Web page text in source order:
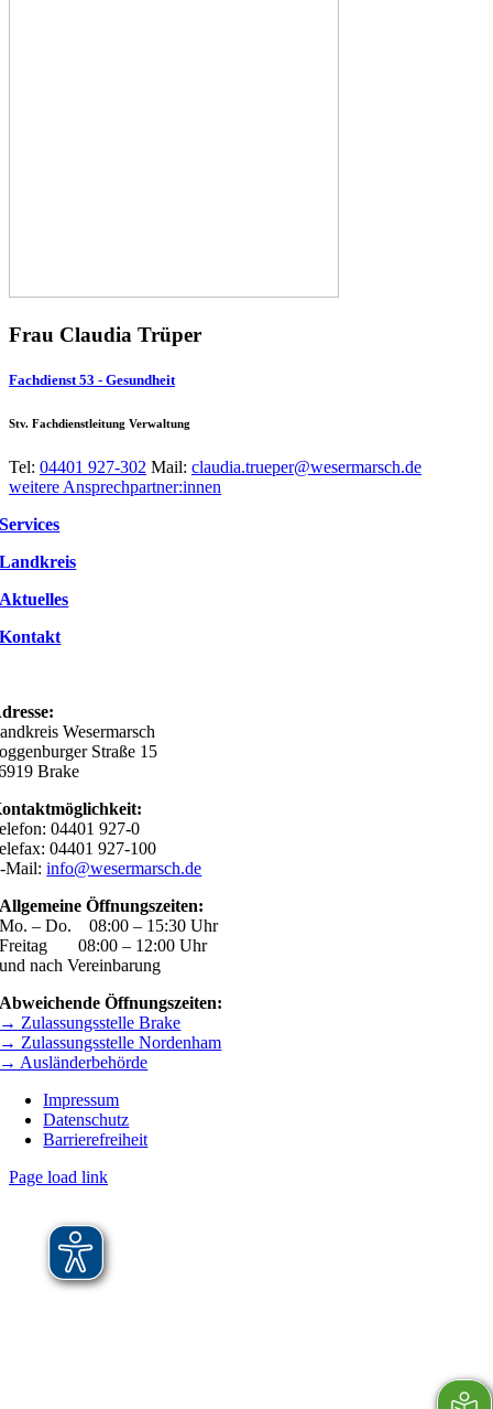
Frau Claudia Trüper
Fachdienst 53 - Gesundheit
Stv. Fachdienstleitung Verwaltung
Tel: 04401 927-302 Mail: claudia.trueper@wesermarsch.de
weitere Ansprechpartner:innen
Services
Landkreis
Aktuelles
Kontakt
Wesermarsch
Straße 15
Brake
04401 927-0
04401 927-100
Mail:info@wesermarsch.de
Allgemeine Öffnungszeiten:
Mo. – Do. 08:00 – 15:30 Uhr
Freitag 08:00 – 12:00 Uhr
und nach Vereinbarung
Abweichende Öffnungszeiten:
→ Zulassungsstelle Brake
→ Zulassungsstelle Nordenham
→ Ausländerbehörde
Impressum
Datenschutz
Barrierefreiheit
Page load link